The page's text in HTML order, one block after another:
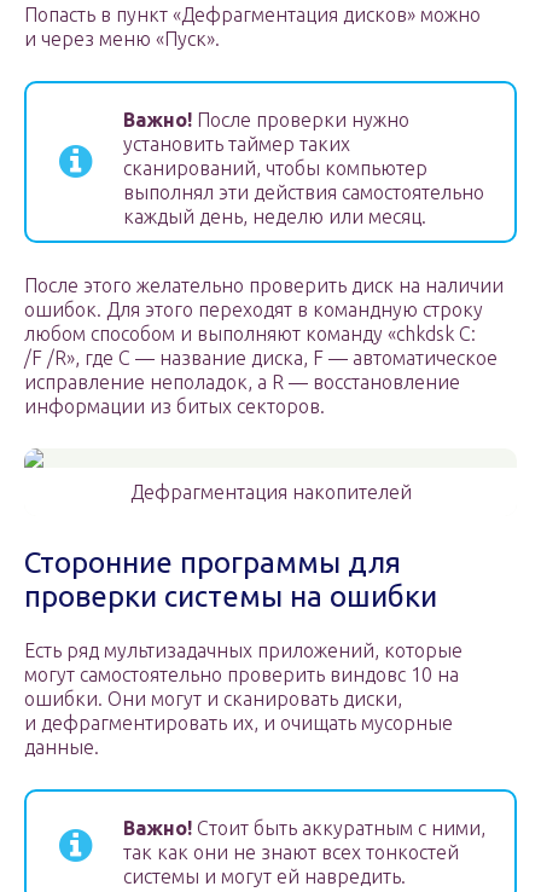
Попасть в пункт «Дефрагментация дисков» можно
и через меню «Пуск».
Важно! После проверки нужно
установить таймер таких
сканирований, чтобы компьютер
выполнял эти действия самостоятельно
каждый день, неделю или месяц.
После этого желательно проверить диск на наличии
ошибок. Для этого переходят в командную строку
любом способом и выполняют команду «chkdsk C:
/F /R», где С — название диска, F — автоматическое
исправление неполадок, а R — восстановление
информации из битых секторов.
Дефрагментация накопителей
Сторонние программы для
проверки системы на ошибки
Есть ряд мультизадачных приложений, которые
могут самостоятельно проверить виндовс 10 на
ошибки. Они могут и сканировать диски,
и дефрагментировать их, и очищать мусорные
данные.
Важно! Стоит быть аккуратным с ними,
так как они не знают всех тонкостей
системы и могут ей навредить.